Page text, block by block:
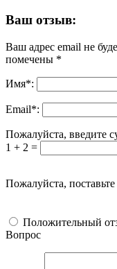
Ваш отзыв:
Ваш адрес email не
помечены *
Имя*:
Email*:
Пожалуйста, введите
1 + 2 =
Пожалуйста,
Положительный
Вопрос